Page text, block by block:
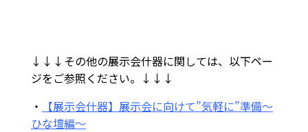
↓↓↓その他の展示会什器に関しては、以下ペー
ジをご参照ください。↓↓↓
・
【展示会什器】展示会に向けて”気軽に”準備～
ひな壇編～